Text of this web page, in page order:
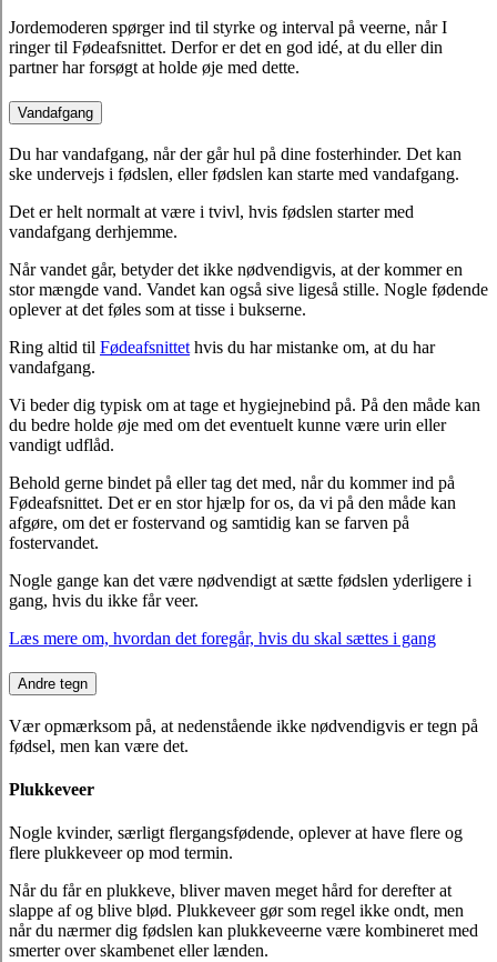
Jordemoderen spørger ind til styrke og interval på veerne, når I
ringer til Fødeafsnittet. Derfor er det en god idé, at du eller din
partner har forsøgt at holde øje med dette.
Vandafgang
Du har vandafgang, når der går hul på dine fosterhinder. Det kan
ske undervejs i fødslen, eller fødslen kan starte med vandafgang.
Det er helt normalt at være i tvivl, hvis fødslen starter med
vandafgang derhjemme.
Når vandet går, betyder det ikke nødvendigvis, at der kommer en
stor mængde vand. Vandet kan også sive ligeså stille. Nogle fødende
oplever at det føles som at tisse i bukserne.
Ring altid til Fødeafsnittet hvis du har mistanke om, at du har
vandafgang.
Vi beder dig typisk om at tage et hygiejnebind på. På den måde kan
du bedre holde øje med om det eventuelt kunne være urin eller
vandigt udflåd.
Behold gerne bindet på eller tag det med, når du kommer ind på
Fødeafsnittet. Det er en stor hjælp for os, da vi på den måde kan
afgøre, om det er fostervand og samtidig kan se farven på
fostervandet.
Nogle gange kan det være nødvendigt at sætte fødslen yderligere i
gang, hvis du ikke får veer.
Læs mere om, hvordan det foregår, hvis du skal sættes i gang
Andre tegn
Vær opmærksom på, at nedenstående ikke nødvendigvis er tegn på
fødsel, men kan være det.
Plukkeveer
Nogle kvinder, særligt flergangsfødende, oplever at have flere og
flere plukkeveer op mod termin.
Når du får en plukkeve, bliver maven meget hård for derefter at
slappe af og blive blød. Plukkeveer gør som regel ikke ondt, men
når du nærmer dig fødslen kan plukkeveerne være kombineret med
smerter over skambenet eller lænden.